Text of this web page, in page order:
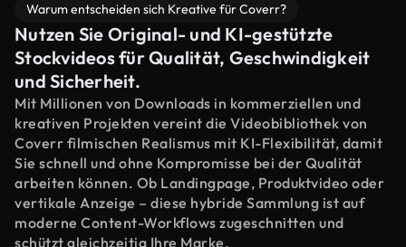
Warum entscheiden sich Kreative für Coverr?
Nutzen Sie Original- und KI-gestützte
Stockvideos für Qualität, Geschwindigkeit
und Sicherheit.
Mit Millionen von Downloads in kommerziellen und
kreativen Projekten vereint die Videobibliothek von
Coverr filmischen Realismus mit KI-Flexibilität, damit
Sie schnell und ohne Kompromisse bei der Qualität
arbeiten können. Ob Landingpage, Produktvideo oder
vertikale Anzeige – diese hybride Sammlung ist auf
moderne Content-Workflows zugeschnitten und
schützt gleichzeitig Ihre Marke.